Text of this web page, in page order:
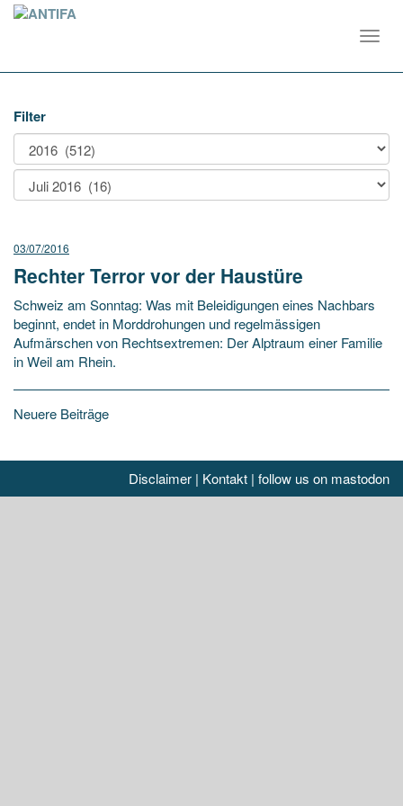
Filter
03/07/2016
Rechter Terror vor der Haustüre
Schweiz am Sonntag: Was mit Beleidigungen eines Nachbars
beginnt, endet in Morddrohungen und regelmässigen
Aufmärschen von Rechtsextremen: Der Alptraum einer Familie
in Weil am Rhein.
Beitragsnavigation
Neuere Beiträge
Disclaimer | Kontakt | follow us on mastodon